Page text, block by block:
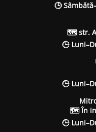
🕒
🗺 str.
🕒
🕒
🗺 În
🕒